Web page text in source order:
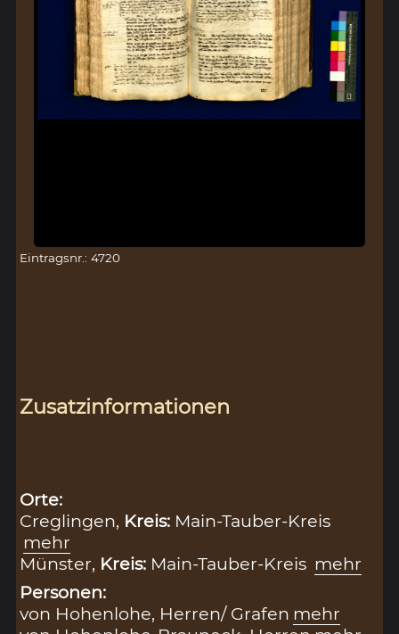
Eintragsnr.: 4720
Zusatzinformationen
Orte:
Creglingen, Kreis: Main-Tauber-Kreis
mehr
Münster, Kreis: Main-Tauber-Kreis mehr
Personen:
von Hohenlohe, Herren/ Grafen mehr